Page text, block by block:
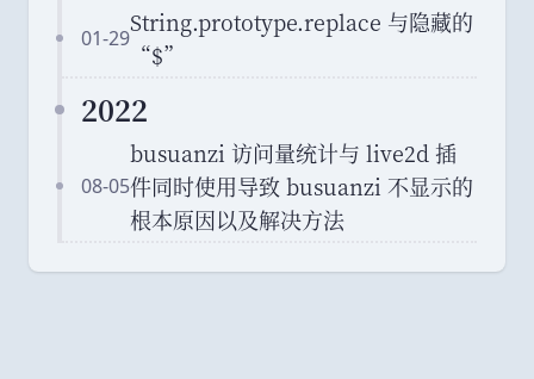
01-29
String.prototype.replace 与隐藏的
“$”
2022
08-05
busuanzi 访问量统计与 live2d 插
件同时使用导致 busuanzi 不显示的
根本原因以及解决方法